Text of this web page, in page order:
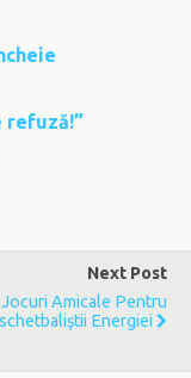
refuză!”
Next Post
Jocuri Amicale Pentru
Energiei